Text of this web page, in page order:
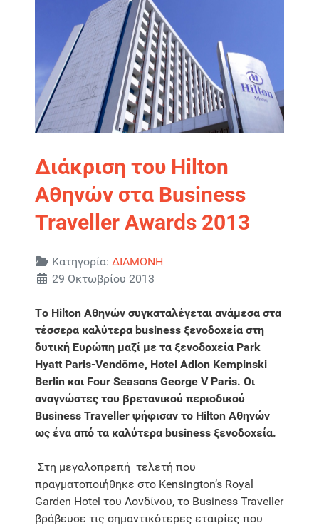
Διάκριση του Hilton
Αθηνών στα Business
Traveller Awards 2013
Λεπτομέρειες
Κατηγορία: ΔΙΑΜΟΝΗ
29 Οκτωβρίου 2013
Τo Hilton Αθηνών συγκαταλέγεται ανάμεσα στα
τέσσερα καλύτερα business ξενοδοχεία στη
δυτική Ευρώπη μαζί με τα ξενοδοχεία Park
Hyatt Paris-Vendôme, Hotel Adlon Kempinski
Berlin και Four Seasons George V Paris. Οι
αναγνώστες του βρετανικού περιοδικού
Business Traveller ψήφισαν το Hilton Αθηνών
ως ένα από τα καλύτερα business ξενοδοχεία.
Στη μεγαλοπρεπή τελετή που
πραγματοποιήθηκε στο Kensington’s Royal
Garden Hotel του Λονδίνου, το Business Traveller
βράβευσε τις σημαντικότερες εταιρίες που